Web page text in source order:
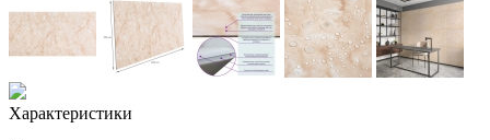
Характеристики